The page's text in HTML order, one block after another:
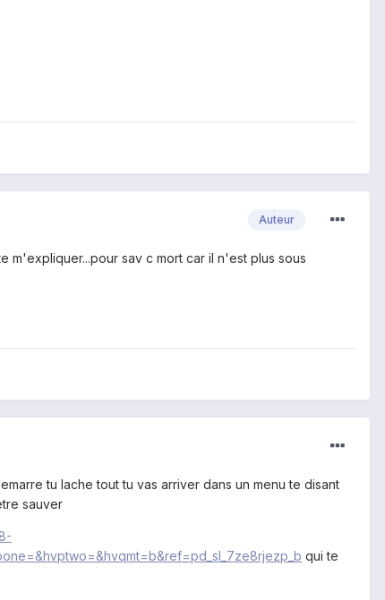
Auteur
m'expliquer...pour sav c mort car il n'est plus sous
tu lache tout tu vas arriver dans un menu te disant
sauver
qui te